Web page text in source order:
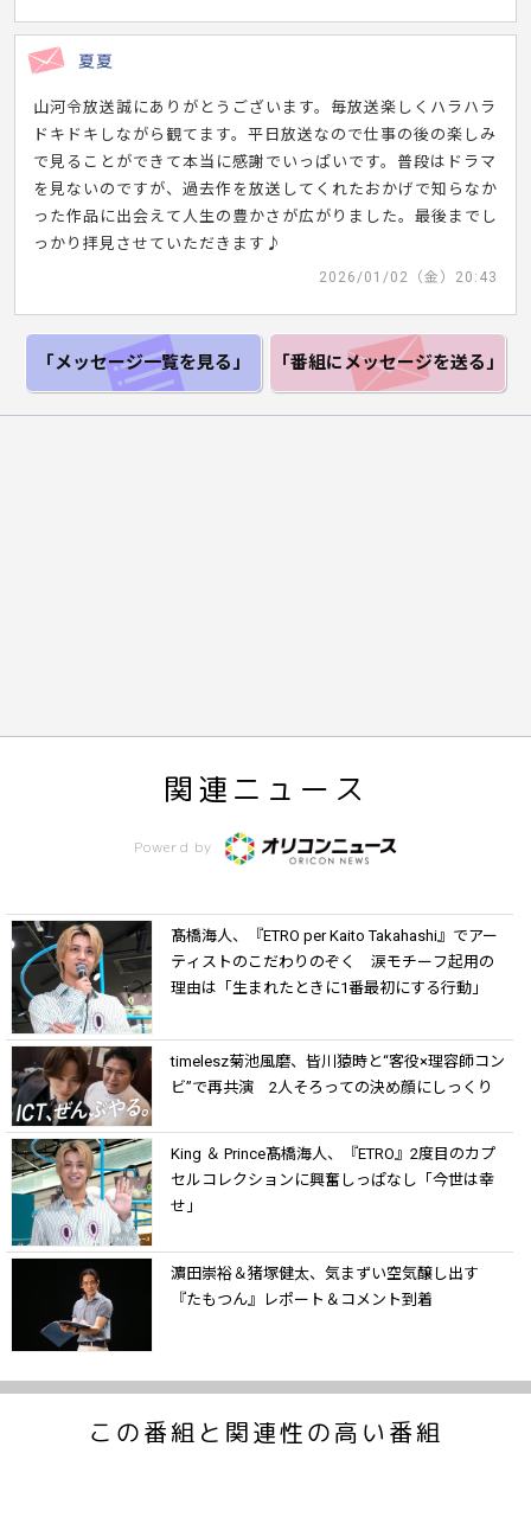
夏夏
山河令放送誠にありがとうございます。毎放送楽しくハラハラ
ドキドキしながら観てます。平日放送なので仕事の後の楽しみ
で見ることができて本当に感謝でいっぱいです。普段はドラマ
を見ないのですが、過去作を放送してくれたおかげで知らなか
った作品に出会えて人生の豊かさが広がりました。最後までし
っかり拝見させていただきます♪
2026/01/02（金）20:43
「メッセージ一覧を見る」 「番組にメッセージを送る」
関連ニュース
Powerd by
髙橋海人、『ETRO per Kaito Takahashi』でアー
ティストのこだわりのぞく 涙モチーフ起用の
理由は「生まれたときに1番最初にする行動」
timelesz菊池風磨、皆川猿時と“客役×理容師コン
ビ”で再共演 2人そろっての決め顔にしっくり
King ＆ Prince髙橋海人、『ETRO』2度目のカプ
セルコレクションに興奮しっぱなし「今世は幸
せ」
濵田崇裕＆猪塚健太、気まずい空気醸し出す
『たもつん』レポート＆コメント到着
この番組と関連性の高い番組